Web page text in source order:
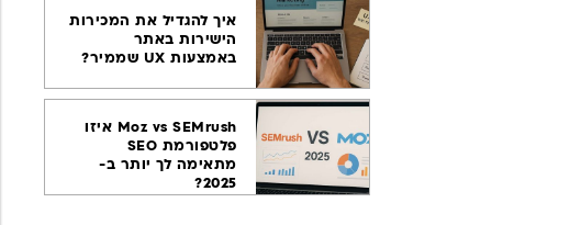
איך להגדיל את המכירות
הישירות באתר
באמצעות UX שממיר?
Moz vs SEMrush איזו
פלטפורמת SEO
מתאימה לך יותר ב-
2025?